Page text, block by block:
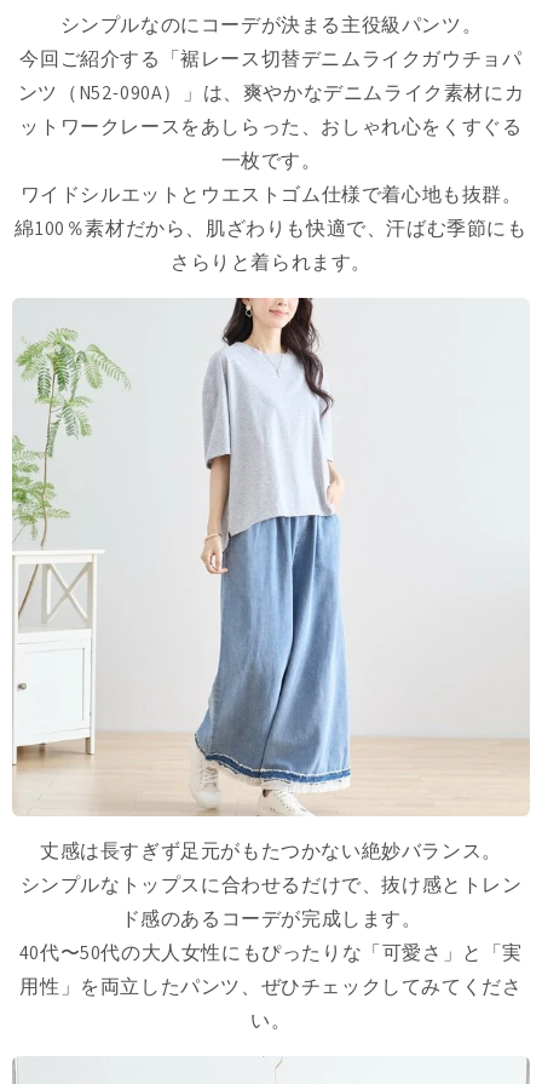
シンプルなのにコーデが決まる主役級パンツ。
今回ご紹介する「裾レース切替デニムライクガウチョパ
ンツ（N52-090A）」は、爽やかなデニムライク素材にカ
ットワークレースをあしらった、おしゃれ心をくすぐる
一枚です。
ワイドシルエットとウエストゴム仕様で着心地も抜群。
綿100％素材だから、肌ざわりも快適で、汗ばむ季節にも
さらりと着られます。
丈感は長すぎず足元がもたつかない絶妙バランス。
シンプルなトップスに合わせるだけで、抜け感とトレン
ド感のあるコーデが完成します。
40代〜50代の大人女性にもぴったりな「可愛さ」と「実
用性」を両立したパンツ、ぜひチェックしてみてくださ
い。